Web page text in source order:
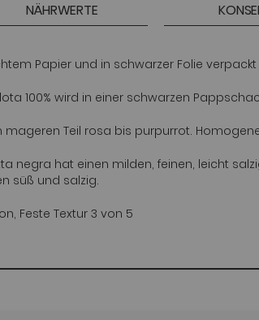
NÄHRWERTE
Papier und in schwarzer Folie
100% wird in einer schwarzen
mageren Teil rosa bis purpurrot.
negra hat einen milden, feinen, leicht
süß und salzig.
Feste Textur 3 von 5